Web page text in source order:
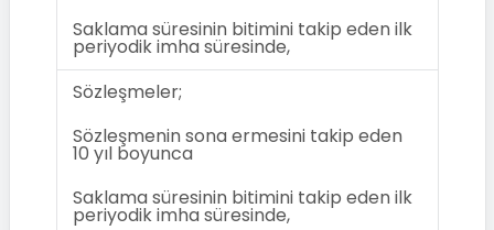
Saklama süresinin bitimini takip eden ilk
periyodik imha süresinde,
Sözleşmeler;
Sözleşmenin sona ermesini takip eden
10 yıl boyunca
Saklama süresinin bitimini takip eden ilk
periyodik imha süresinde,